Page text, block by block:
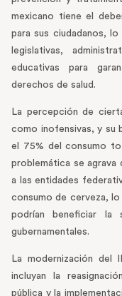
mexicano tiene el
para sus ciudadanos,
legislativas,
educativas para
derechos de salud.
La percepción de
como inofensivas, y su
el 75% del consumo
problemática se agrava
a las entidades
consumo de cerveza, lo
podrían beneficiar la
gubernamentales.
La modernización del
incluyan la
pública y la